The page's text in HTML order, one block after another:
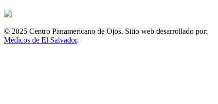
© 2025 Centro Panamericano de Ojos. Sitio web desarrollado por:
Médicos de El Salvador.